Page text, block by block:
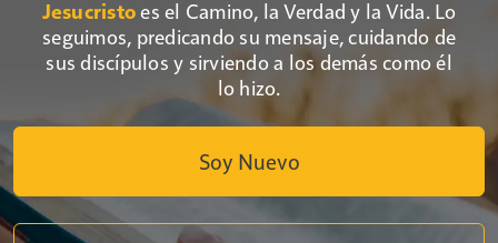
Jesucristoes el Camino, la Verdad y la Vida. Lo
seguimos, predicando su mensaje, cuidando de
sus discípulos y sirviendo a los demás como él
lo hizo.
Soy Nuevo